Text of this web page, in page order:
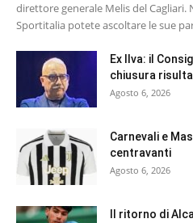
direttore generale Melis del Cagliari.
Sportitalia potete ascoltare le sue
Ex Ilva: il
chiusura
Agosto 6, 2026
Carnevali e
centravanti
Agosto 6, 2026
Il ritorno di